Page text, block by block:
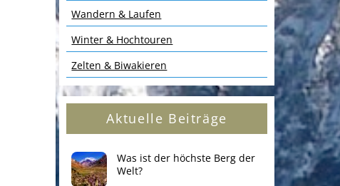
Wandern & Laufen
Winter & Hochtouren
Zelten & Biwakieren
Aktuelle Beiträge
Was ist der höchste Berg der
Welt?